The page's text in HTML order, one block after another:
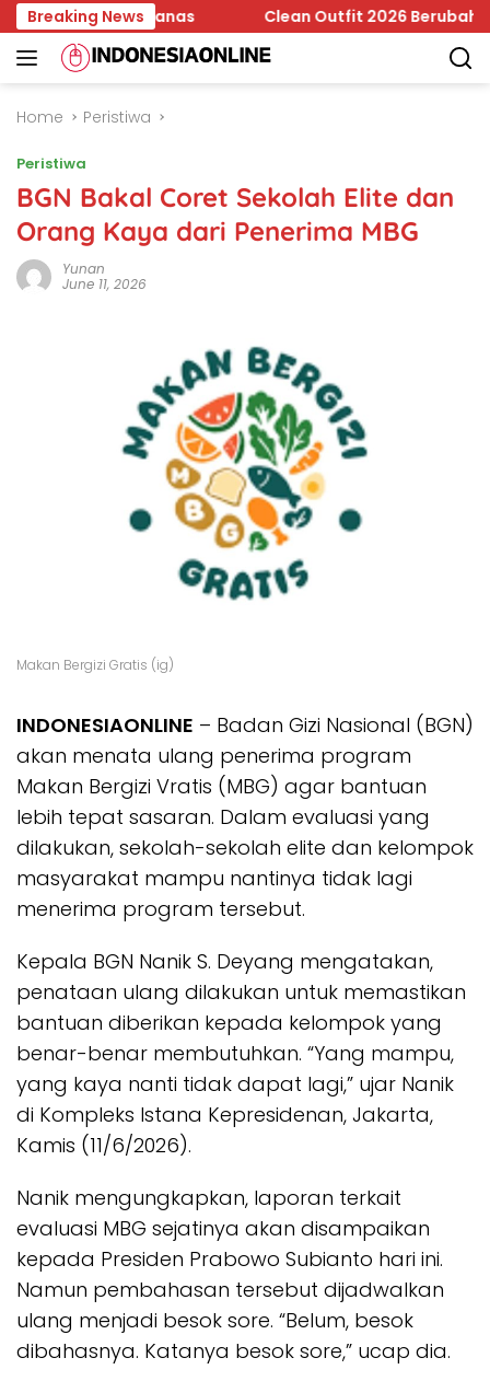
Skip
to
content
Breaking News
Bapanas Clean Outfit 2026 Berubah,
Home Peristiwa
Peristiwa
BGN Bakal Coret Sekolah Elite dan
Orang Kaya dari Penerima MBG
Yunan
June 11, 2026
Makan Bergizi Gratis (ig)
INDONESIAONLINE – Badan Gizi Nasional (BGN)
akan menata ulang penerima program
Makan Bergizi Vratis (MBG) agar bantuan
lebih tepat sasaran. Dalam evaluasi yang
dilakukan, sekolah-sekolah elite dan kelompok
masyarakat mampu nantinya tidak lagi
menerima program tersebut.
Kepala BGN Nanik S. Deyang mengatakan,
penataan ulang dilakukan untuk memastikan
bantuan diberikan kepada kelompok yang
benar-benar membutuhkan. “Yang mampu,
yang kaya nanti tidak dapat lagi,” ujar Nanik
di Kompleks Istana Kepresidenan, Jakarta,
Kamis (11/6/2026).
Nanik mengungkapkan, laporan terkait
evaluasi MBG sejatinya akan disampaikan
kepada Presiden Prabowo Subianto hari ini.
Namun pembahasan tersebut dijadwalkan
ulang menjadi besok sore. “Belum, besok
dibahasnya. Katanya besok sore,” ucap dia.